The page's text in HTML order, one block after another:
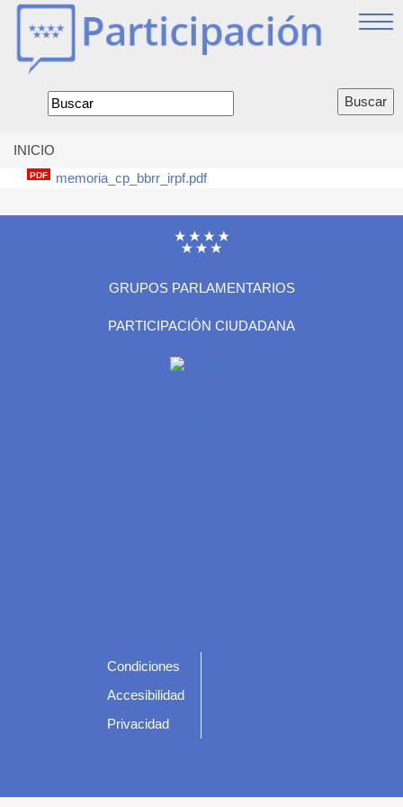
Jump
Formulario
de
Se
encuentra
aquí
INICIO
PDF memoria_cp_bbrr_irpf.pdf
GRUPOS PARLAMENTARIOS
PARTICIPACIÓN CIUDADANA
Condiciones
Accesibilidad
Privacidad